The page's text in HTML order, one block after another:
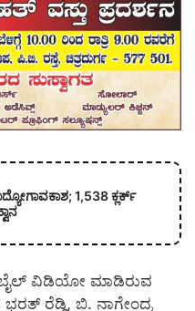
1,538 ಕ್ಲರ್ಕ್
ವಿಡಿಯೋ ಮಾಡಿರುವ
ರೆಡ್ಡಿ, ಬಿ. ನಾಗೇಂದ್ರ